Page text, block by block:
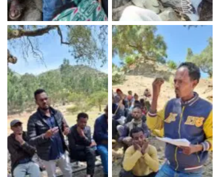
No Caption No Caption